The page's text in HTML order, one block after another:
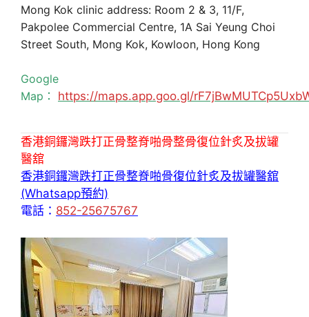
Mong Kok clinic address: Room 2 & 3, 11/F,
Pakpolee Commercial Centre, 1A Sai Yeung Choi
Street South, Mong Kok, Kowloon, Hong Kong
Google
Map： https://maps.app.goo.gl/
香港銅鑼灣跌打正骨整脊啪骨整骨復位針炙及拔罐
醫舘
香港銅鑼灣跌打正骨整脊啪骨復位針炙及拔罐醫舘
(Whatsapp預約)
電話： 852-25675767